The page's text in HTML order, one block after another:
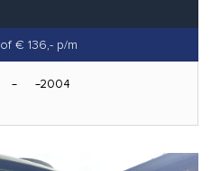
of € 136,- p/m
2004